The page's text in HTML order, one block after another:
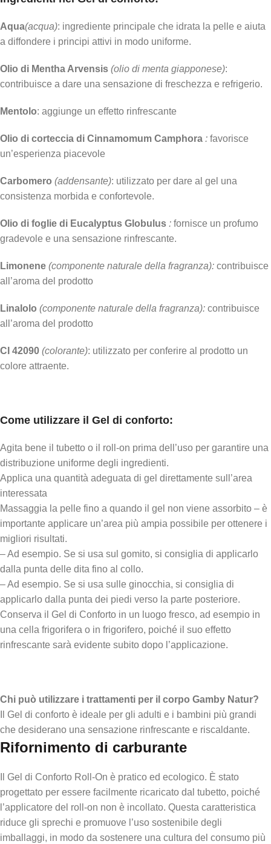
Aqua(acqua): ingrediente principale che idrata la pelle e aiuta
a diffondere i principi attivi in modo uniforme.
Olio di Mentha Arvensis (olio di menta giapponese):
contribuisce a dare una sensazione di freschezza e refrigerio.
Mentolo: aggiunge un effetto rinfrescante
Olio di corteccia di Cinnamomum Camphora : favorisce
un’esperienza piacevole
Carbomero (addensante): utilizzato per dare al gel una
consistenza morbida e confortevole.
Olio di foglie di Eucalyptus Globulus : fornisce un profumo
gradevole e una sensazione rinfrescante.
Limonene (componente naturale della fragranza): contribuisce
all’aroma del prodotto
Linalolo (componente naturale della fragranza): contribuisce
all’aroma del prodotto
CI 42090 (colorante): utilizzato per conferire al prodotto un
colore attraente.
Come utilizzare il Gel di conforto:
Agita bene il tubetto o il roll-on prima dell’uso per garantire una
distribuzione uniforme degli ingredienti.
Applica una quantità adeguata di gel direttamente sull’area
interessata
Massaggia la pelle fino a quando il gel non viene assorbito – è
importante applicare un’area più ampia possibile per ottenere i
migliori risultati.
– Ad esempio. Se si usa sul gomito, si consiglia di applicarlo
dalla punta delle dita fino al collo.
– Ad esempio. Se si usa sulle ginocchia, si consiglia di
applicarlo dalla punta dei piedi verso la parte posteriore.
Conserva il Gel di Conforto in un luogo fresco, ad esempio in
una cella frigorifera o in frigorifero, poiché il suo effetto
rinfrescante sarà evidente subito dopo l’applicazione.
Chi può utilizzare i trattamenti per il corpo Gamby Natur?
Il Gel di conforto è ideale per gli adulti e i bambini più grandi
che desiderano una sensazione rinfrescante e riscaldante.
Rifornimento di carburante
Il Gel di Conforto Roll-On è pratico ed ecologico. È stato
progettato per essere facilmente ricaricato dal tubetto, poiché
l’applicatore del roll-on non è incollato. Questa caratteristica
riduce gli sprechi e promuove l’uso sostenibile degli
imballaggi, in modo da sostenere una cultura del consumo più